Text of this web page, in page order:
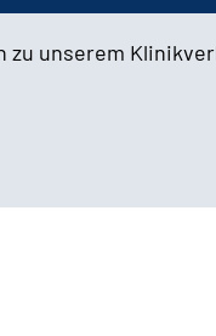
unserem